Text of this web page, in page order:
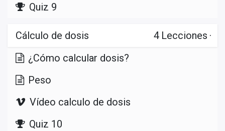
Quiz 9
Cálculo de dosis 4 Lecciones ·
¿Cómo calcular dosis?
Peso
Vídeo calculo de dosis
Quiz 10